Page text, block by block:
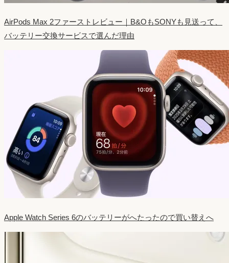
AirPods Max 2ファーストレビュー｜B&OもSONYも見送って、
バッテリー交換サービスで選んだ理由
Apple Watch Series 6のバッテリーがへたったので買い替えへ